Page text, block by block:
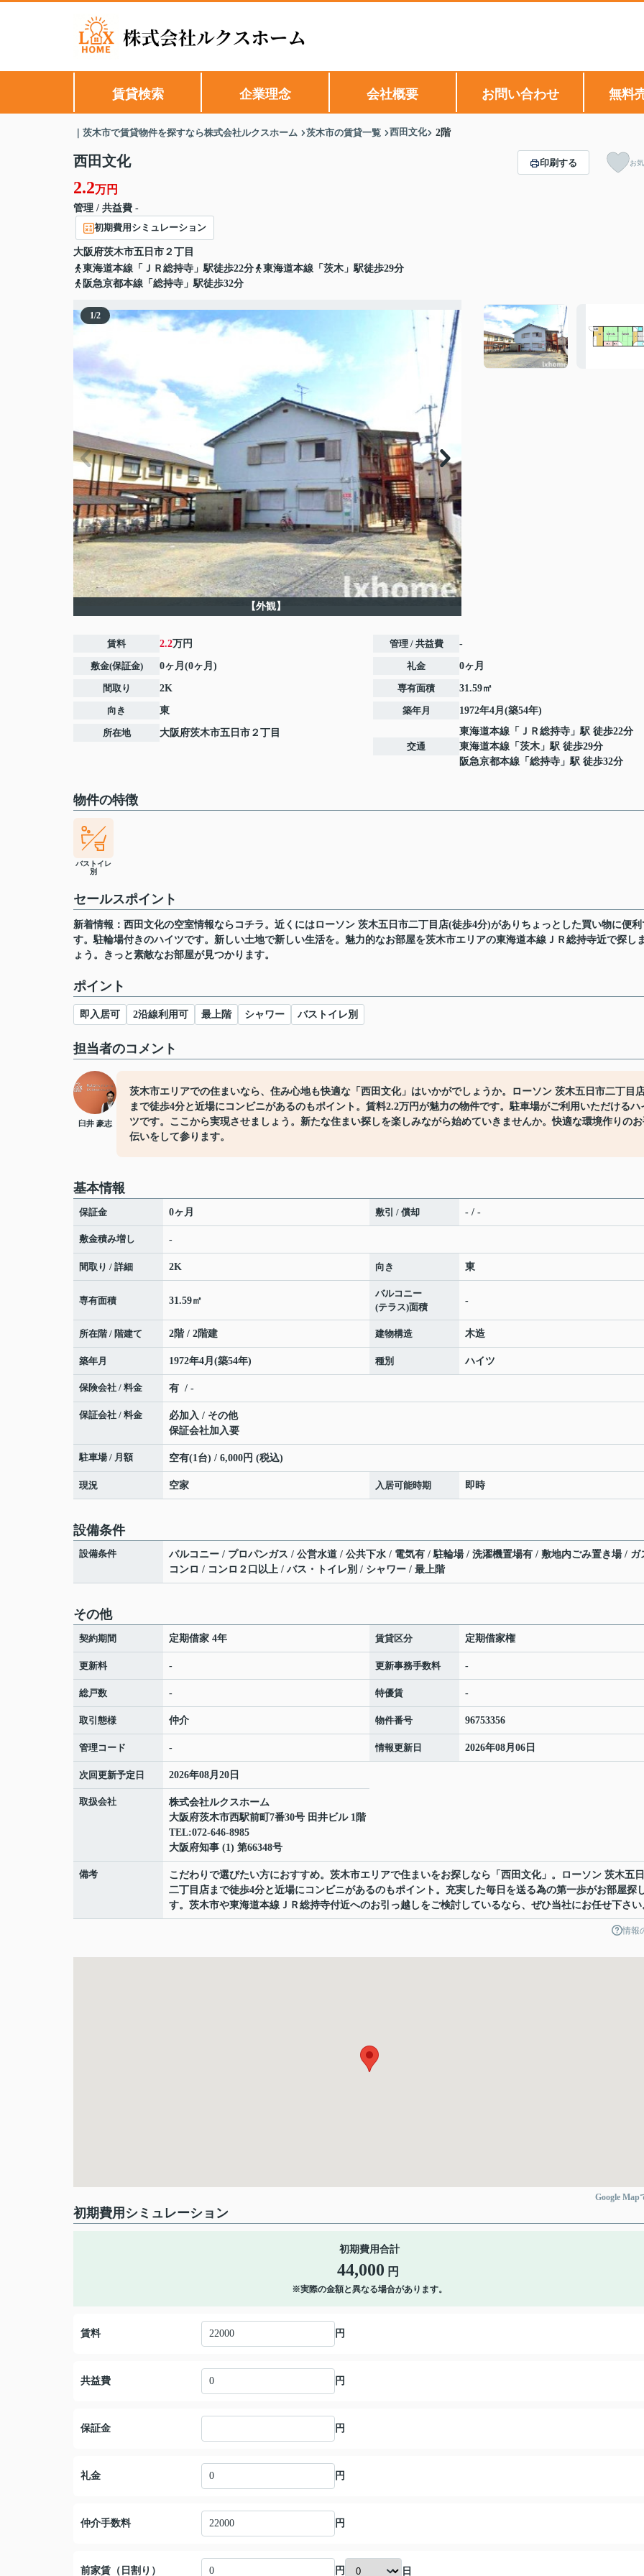
賃貸検索 企業理念 会社概要 お問い合わせ 無料
｜茨木市で賃貸物件を探すなら株式会社ルクスホーム 茨木市の賃貸一覧 西田文化 2階
西田文化
2.2万円
管理 / 共益費 -
初期費用シミュレーション
大阪府茨木市五日市 ２丁目
東海道本線「ＪＲ総持寺」駅徒歩22分
東海道本線「茨木」駅徒歩29分
阪急京都本線「総持寺」駅徒歩32分
印刷する お
1/2
【外観】
賃料 2.2万円
敷金(保証金) 0ヶ月(0ヶ月)
間取り 2K
向き 東
所在地 大阪府茨木市五日市 ２丁目
管理 / 共益費 -
礼金 0ヶ月
専有面積 31.59㎡
築年月 1972年4月(築54年)
交通
東海道本線 「 ＪＲ総持寺 」駅 徒歩22分
東海道本線 「 茨木 」駅 徒歩29分
阪急京都本線 「 総持寺 」駅 徒歩32分
物件の特徴
バストイレ
別
セールスポイント
新着情報：西田文化の空室情報ならコチラ。近くにはローソン 茨木五日市二丁目店(徒歩4分)がありちょっとした買い物に便利
す。駐輪場付きのハイツです。新しい土地で新しい生活を。魅力的なお部屋を茨木市エリアの東海道本線ＪＲ総持寺近で探し
ょう。きっと素敵なお部屋が見つかります。
ポイント
即入居可 2沿線利用可 最上階 シャワー バストイレ別
担当者のコメント
臼井 豪志
茨木市エリアでの住まいなら、住み心地も快適な「西田文化」はいかがでしょうか。ローソン 茨木五日市二丁目
まで徒歩4分と近場にコンビニがあるのもポイント。賃料2.2万円が魅力の物件です。駐車場がご利用いただけるハ
ツです。ここから実現させましょう。新たな住まい探しを楽しみながら始めていきませんか。快適な環境作りの
伝いをして参ります。
基本情報
保証金 0ヶ月 敷引 / 償却 - / -
敷金積み増し -
間取り / 詳細 2K 向き 東
専有面積 31.59㎡
バルコニー
(テラス)面積
-
所在階 / 階建て 2階 / 2階建 建物構造 木造
築年月 1972年4月(築54年) 種別 ハイツ
保険会社 / 料金 有 / -
保証会社 / 料金
必加入 / その他
保証会社加入要
駐車場 / 月額 空有(1台) / 6,000円 (税込)
現況 空家 入居可能時期 即時
設備条件
設備条件
バルコニー / プロパンガス / 公営水道 / 公共下水 / 電気有 / 駐輪場 / 洗濯機置場有 / 敷地内ごみ置き場 / ガ
コンロ / コンロ２口以上 / バス・トイレ別 / シャワー / 最上階
その他
契約期間 定期借家 4年 賃貸区分 定期借家権
更新料 - 更新事務手数料 -
総戸数 - 特優賃 -
取引態様 仲介 物件番号 96753356
管理コード - 情報更新日 2026年08月06日
次回更新予定日 2026年08月20日
取扱会社
株式会社ルクスホーム
大阪府茨木市西駅前町7番30号 田井ビル 1階
TEL:072-646-8985
大阪府知事 (1) 第66348号
備考
こだわりで選びたい方におすすめ。茨木市エリアで住まいをお探しなら「西田文化」。ローソン 茨木五
二丁目店まで徒歩4分と近場にコンビニがあるのもポイント。充実した毎日を送る為の第一歩がお部屋探
す。茨木市や東海道本線ＪＲ総持寺付近へのお引っ越しをご検討しているなら、ぜひ当社にお任せ下さい
情報
Google Map
初期費用シミュレーション
初期費用合計
44,000 円
※実際の金額と異なる場合があります。
賃料 円
共益費 円
保証金 円
礼金 円
仲介手数料 円
前家賃（日割り） 円 日